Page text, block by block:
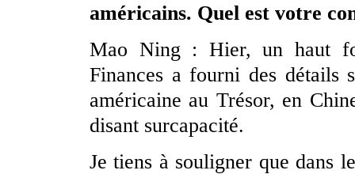
américains. Quel est votre
Mao Ning : Hier, un haut
Finances a fourni des détails
américaine au Trésor, en
disant surcapacité.
Je tiens à souligner que dans